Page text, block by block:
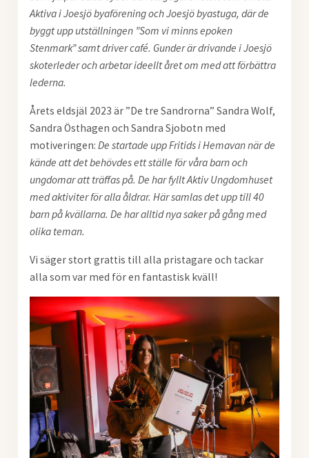
Aktiva i Joesjö byaförening och Joesjö byastuga, där de
byggt upp utställningen ”Som vi minns epoken
Stenmark” samt driver café. Gunder är drivande i Joesjö
skoterleder och arbetar ideellt året om med att förbättra
lederna.
Årets eldsjäl 2023 är ”De tre Sandrorna” Sandra Wolf,
Sandra Östhagen och Sandra Sjobotn med
motiveringen: De startade upp Fritids i Hemavan när de
kände att det behövdes ett ställe för våra barn och
ungdomar att träffas på. De har fyllt Aktiv Ungdomhuset
med aktiviter för alla åldrar. Här samlas det upp till 40
barn på kvällarna. De har alltid nya saker på gång med
olika teman.
Vi säger stort grattis till alla pristagare och tackar
alla som var med för en fantastisk kväll!